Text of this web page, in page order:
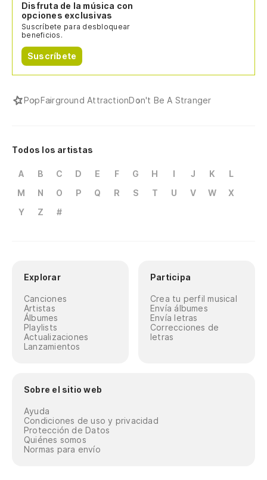
Disfruta de la música con
opciones exclusivas
Suscríbete para desbloquear
beneficios.
Suscríbete
PopFairground AttractionDon't Be A Stranger
Todos los artistas
A B C D E F G H I J K
L
M
N O P Q R S T U V W
X
Y
Z #
Explorar
Canciones
Artistas
Álbumes
Playlists
Actualizaciones
Lanzamientos
Participa
Crea tu perfil musical
Envía álbumes
Envía letras
Correcciones de
letras
Sobre el sitio web
Ayuda
Condiciones de uso y privacidad
Protección de Datos
Quiénes somos
Normas para envío